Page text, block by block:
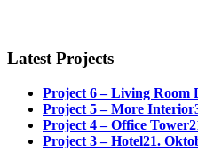
Latest Projects
Project 6 – Living Room
Project 5 – More Interior
Project 4 – Office Tower
Project 3 – Hotel21.